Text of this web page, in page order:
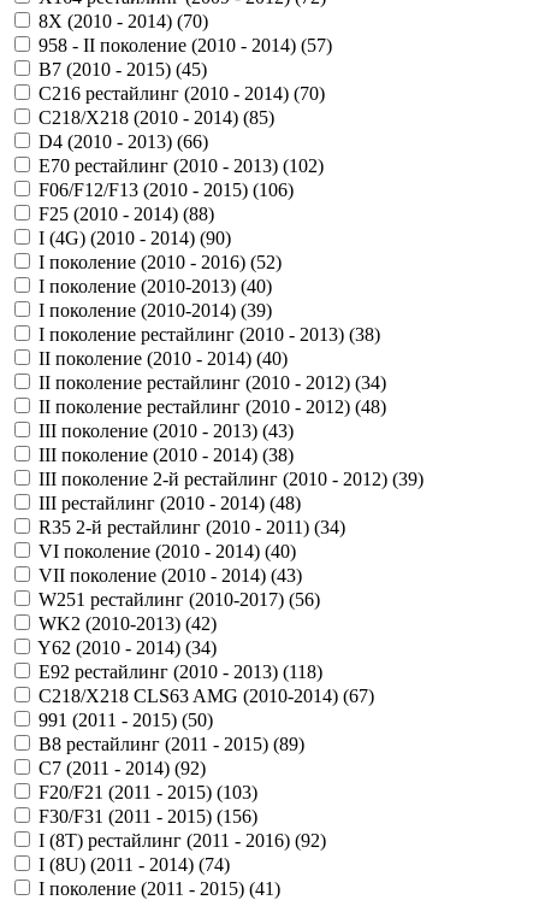
8X (2010 - 2014) (70)
958 - II поколение (2010 - 2014) (57)
B7 (2010 - 2015) (45)
C216 рестайлинг (2010 - 2014) (70)
C218/X218 (2010 - 2014) (85)
D4 (2010 - 2013) (66)
E70 рестайлинг (2010 - 2013) (102)
F06/F12/F13 (2010 - 2015) (106)
F25 (2010 - 2014) (88)
I (4G) (2010 - 2014) (90)
I поколение (2010 - 2016) (52)
I поколение (2010-2013) (40)
I поколение (2010-2014) (39)
I поколение рестайлинг (2010 - 2013) (38)
II поколение (2010 - 2014) (40)
II поколение рестайлинг (2010 - 2012) (34)
II поколение рестайлинг (2010 - 2012) (48)
III поколение (2010 - 2013) (43)
III поколение (2010 - 2014) (38)
III поколение 2-й рестайлинг (2010 - 2012) (39)
III рестайлинг (2010 - 2014) (48)
R35 2-й рестайлинг (2010 - 2011) (34)
VI поколение (2010 - 2014) (40)
VII поколение (2010 - 2014) (43)
W251 рестайлинг (2010-2017) (56)
WK2 (2010-2013) (42)
Y62 (2010 - 2014) (34)
Е92 рестайлинг (2010 - 2013) (118)
С218/X218 CLS63 AMG (2010-2014) (67)
991 (2011 - 2015) (50)
B8 рестайлинг (2011 - 2015) (89)
C7 (2011 - 2014) (92)
F20/F21 (2011 - 2015) (103)
F30/F31 (2011 - 2015) (156)
I (8T) рестайлинг (2011 - 2016) (92)
I (8U) (2011 - 2014) (74)
I поколение (2011 - 2015) (41)